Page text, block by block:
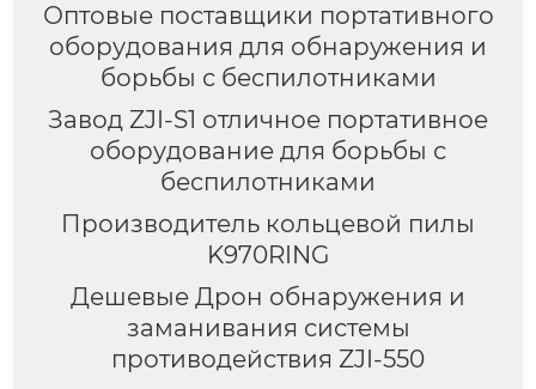
Оптовые поставщики портативного
оборудования для обнаружения и
борьбы с беспилотниками
Завод ZJI-S1 отличное портативное
оборудование для борьбы с
беспилотниками
Производитель кольцевой пилы
K970RING
Дешевые Дрон обнаружения и
заманивания системы
противодействия ZJI-550